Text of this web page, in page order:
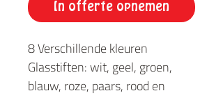
In offerte opnemen
8 Verschillende kleuren
Glasstiften: wit, geel, groen,
blauw, roze, paars, rood en